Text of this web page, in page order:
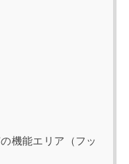
機能エリア（フッ